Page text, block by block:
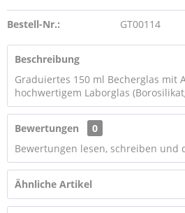
Bestell-Nr.: GT00114
Beschreibung
Graduiertes 150 ml Becherglas mit
hochwertigem Laborglas
Bewertungen
0
Bewertungen lesen, schreiben und
Ähnliche Artikel